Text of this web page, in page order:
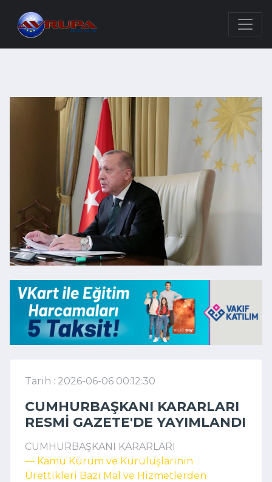
Tarih : 2026-06-06 00:12:30
CUMHURBAŞKANI KARARLARI
RESMI GAZETE'DE YAYIMLANDI
CUMHURBAŞKANI KARARLARI
–– Kamu Kurum ve Kuruluşlarının
Ürettikleri Bazı Mal ve Hizmetlerden